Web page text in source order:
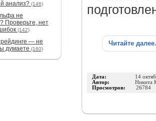
анализ? (146)
не
Проверьте, нет
(142)
— не
думаете (160)
Читайте
Дата: 14
Автор: Никита
Просмотров: 26784